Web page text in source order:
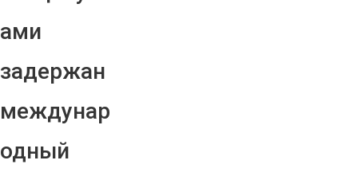
ами
задержан
междунар
одный